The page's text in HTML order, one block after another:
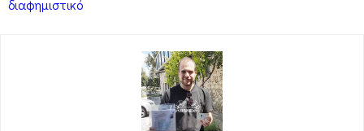
διαφημιστικό